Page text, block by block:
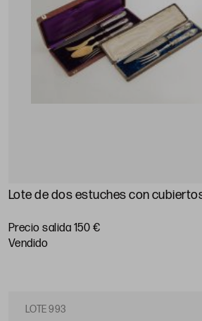
Lote de dos estuches con
Precio salida 150 €
vendido
LOTE 993